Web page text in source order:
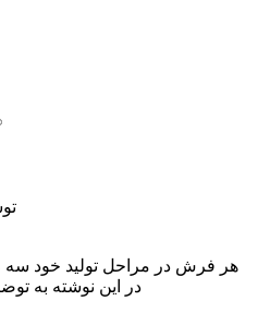
هر فرش در مراحل تولید خود
در این نوشته به